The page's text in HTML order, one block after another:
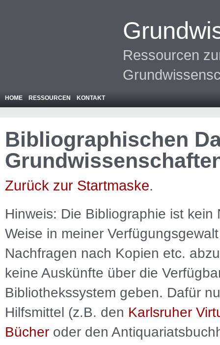
Ressourcen
HOME RESSOURCEN KONTAKT
Bibliographischen
Zurück zur Startmaske.
Hinweis: Die Bibliographie ist kein
Weise in meiner
Nachfragen nach Kopien etc.
keine Auskünfte über die
Bibliothekssystem geben. Dafür
Hilfsmittel (z.B. den Karlsruher
Bücher oder den